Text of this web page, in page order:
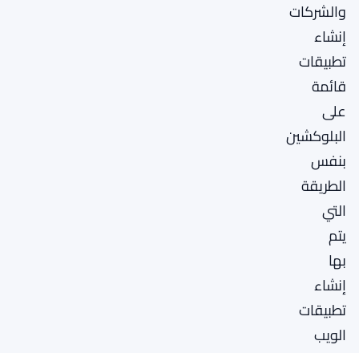
والشركات
إنشاء
تطبيقات
قائمة
على
البلوكشين
بنفس
الطريقة
التي
يتم
بها
إنشاء
تطبيقات
الويب